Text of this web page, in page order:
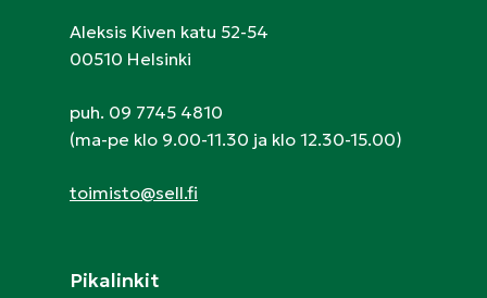
Aleksis Kiven katu 52-54
00510 Helsinki
puh. 09 7745 4810
(ma-pe klo 9.00-11.30 ja klo 12.30-15.00)
toimisto@sell.fi
Pikalinkit